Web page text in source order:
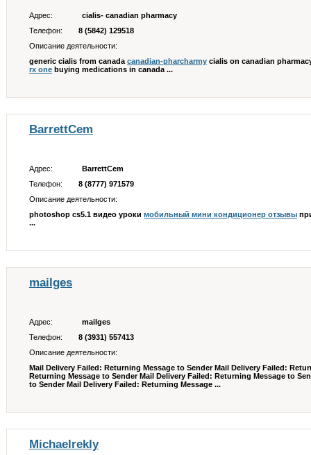
Адрес:
cialis- canadian pharmacy
Телефон:
8 (5842) 129518
Описание деятельности:
generic cialis from canada canadian-pharcharmy cialis on canadian
rx one buying medications in canada ...
BarrettCem
Адрес:
BarrettCem
Телефон:
8 (8777) 971579
Описание деятельности:
photoshop cs5.1 видео уроки мобильный мини кондиционер отзывы
...
mailges
Адрес:
mailges
Телефон:
8 (3931) 557413
Описание деятельности:
Mail Delivery Failed: Returning Message to Sender Mail Delivery Failed:
Returning Message to Sender Mail Delivery Failed: Returning Message to
to Sender Mail Delivery Failed: Returning Message ...
Michaelrekly